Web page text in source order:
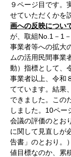
９ページ目です。
せていただくかを
画への反映につい
が、取組No.1－1
事業者等への拡大
ムの活用民間事業
動）指標として、
事業者以上、令和
てています。結果
できました。この
しました。10ペ
会議の評価のとお
に関して見直しが
告書」のとおり。
値目標なのか、累